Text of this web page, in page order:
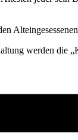
werden die